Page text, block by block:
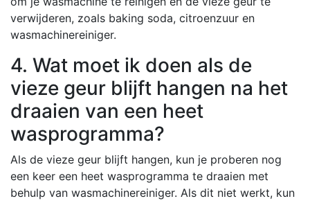
verwijderen, zoals baking soda, citroenzuur en
wasmachinereiniger.
4. Wat moet ik doen als de
vieze geur blijft hangen na het
draaien van een heet
wasprogramma?
Als de vieze geur blijft hangen, kun je proberen nog
een keer een heet wasprogramma te draaien met
behulp van wasmachinereiniger. Als dit niet werkt, kun